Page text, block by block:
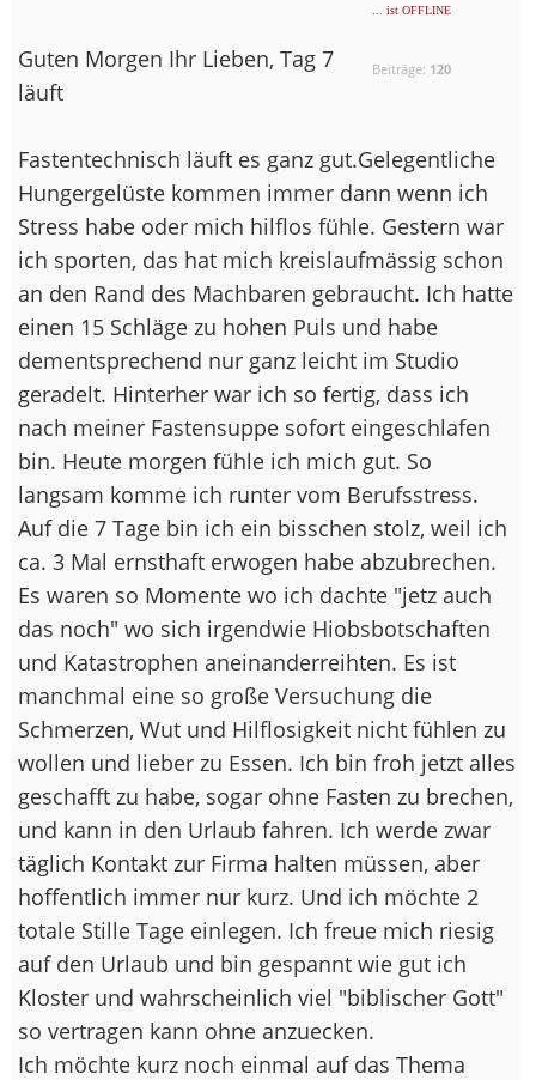
... ist OFFLINE
Beiträge: 120
Guten Morgen Ihr Lieben, Tag 7
läuft
Fastentechnisch läuft es ganz gut.Gelegentliche
Hungergelüste kommen immer dann wenn ich
Stress habe oder mich hilflos fühle. Gestern war
ich sporten, das hat mich kreislaufmässig schon
an den Rand des Machbaren gebraucht. Ich hatte
einen 15 Schläge zu hohen Puls und habe
dementsprechend nur ganz leicht im Studio
geradelt. Hinterher war ich so fertig, dass ich
nach meiner Fastensuppe sofort eingeschlafen
bin. Heute morgen fühle ich mich gut. So
langsam komme ich runter vom Berufsstress.
Auf die 7 Tage bin ich ein bisschen stolz, weil ich
ca. 3 Mal ernsthaft erwogen habe abzubrechen.
Es waren so Momente wo ich dachte "jetz auch
das noch" wo sich irgendwie Hiobsbotschaften
und Katastrophen aneinanderreihten. Es ist
manchmal eine so große Versuchung die
Schmerzen, Wut und Hilflosigkeit nicht fühlen zu
wollen und lieber zu Essen. Ich bin froh jetzt alles
geschafft zu habe, sogar ohne Fasten zu brechen,
und kann in den Urlaub fahren. Ich werde zwar
täglich Kontakt zur Firma halten müssen, aber
hoffentlich immer nur kurz. Und ich möchte 2
totale Stille Tage einlegen. Ich freue mich riesig
auf den Urlaub und bin gespannt wie gut ich
Kloster und wahrscheinlich viel "biblischer Gott"
so vertragen kann ohne anzuecken.
Ich möchte kurz noch einmal auf das Thema